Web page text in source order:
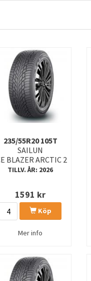
235/55R20 105T
SAILUN
BLAZER ARCTIC 2
TILLV. ÅR: 2026
1591 kr
Köp
Mer info